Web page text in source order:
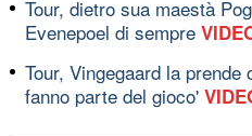
Tour, dietro sua maestà
Evenepoel di sempre
Tour, Vingegaard la
fanno parte del gioco'